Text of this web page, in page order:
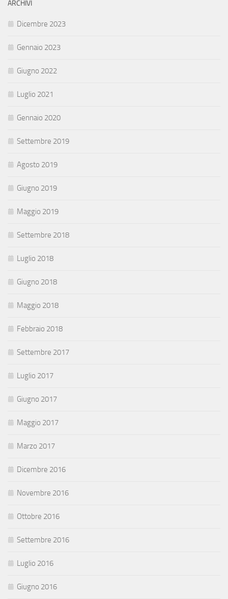
ARCHIVI
Dicembre 2023
Gennaio 2023
Giugno 2022
Luglio 2021
Gennaio 2020
Settembre 2019
Agosto 2019
Giugno 2019
Maggio 2019
Settembre 2018
Luglio 2018
Giugno 2018
Maggio 2018
Febbraio 2018
Settembre 2017
Luglio 2017
Giugno 2017
Maggio 2017
Marzo 2017
Dicembre 2016
Novembre 2016
Ottobre 2016
Settembre 2016
Luglio 2016
Giugno 2016